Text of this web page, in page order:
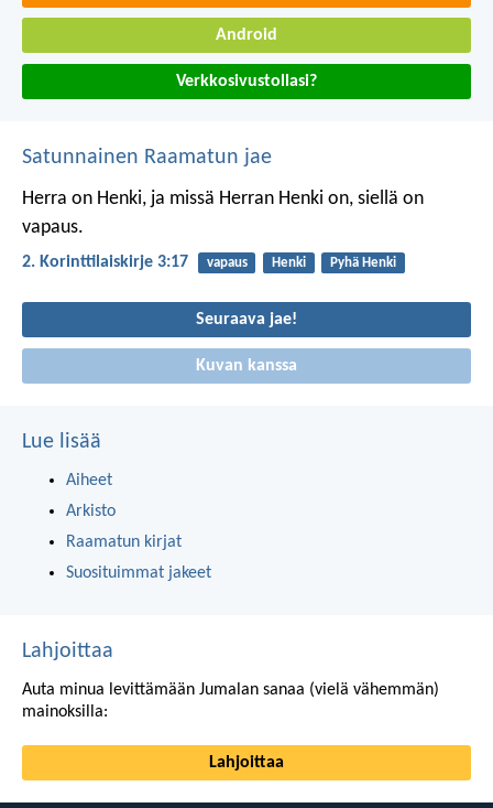
Android
Verkkosivustollasi?
Satunnainen Raamatun jae
Herra on Henki, ja missä Herran Henki on, siellä on
vapaus.
2. Korinttilaiskirje 3:17 vapaus Henki Pyhä Henki
Seuraava jae!
Kuvan kanssa
Lue lisää
Aiheet
Arkisto
Raamatun kirjat
Suosituimmat jakeet
Lahjoittaa
Auta minua levittämään Jumalan sanaa (vielä vähemmän)
mainoksilla:
Lahjoittaa